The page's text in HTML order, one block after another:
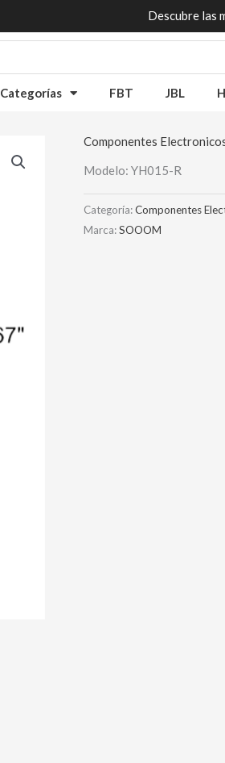
Descubre las
Categorías FBT JBL
Componentes
Modelo: YH015-R
Categoría:Componentes
Marca:SOOOM